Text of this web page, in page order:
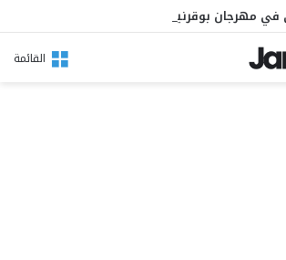
القائمة